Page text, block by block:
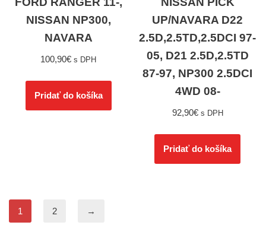
NISSAN NP300,
NAVARA
100,90€ s DPH
Pridať do košíka
UP/NAVARA D22
2.5D,2.5TD,2.5DCI 97-
05, D21 2.5D,2.5TD
87-97, NP300 2.5DCI
4WD 08-
92,90€ s DPH
Pridať do košíka
1 2 →